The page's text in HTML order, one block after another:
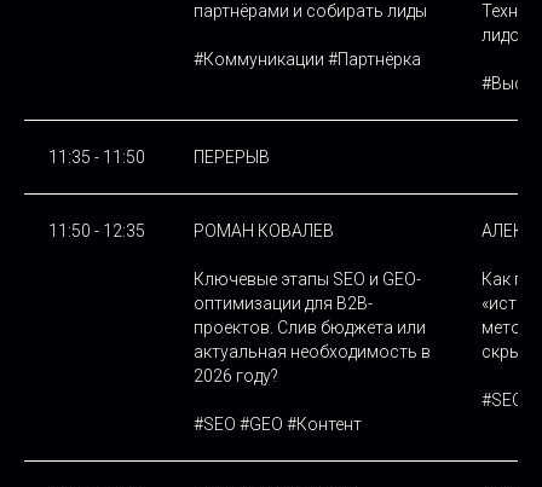
партнёрами и собирать лиды
#Коммуникации #Партнёрка
11:35 - 11:50 ПЕРЕРЫВ
11:50 - 12:35 РОМАН КОВАЛЕВ
Ключевые этапы SEO и GEO-
оптимизации для B2B-
проектов. Слив бюджета или
актуальная необходимость в
2026 году?
#SEО #GEO #Контент
Как
#SEО